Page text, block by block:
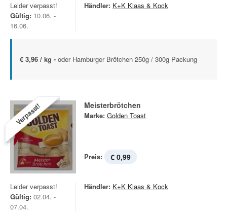
Leider verpasst!
Gültig: 10.06. -
16.06.
Händler: K+K Klaas & Kock
€ 3,96 / kg - oder Hamburger Brötchen 250g / 300g Packung
Verpasst! Meisterbrötchen
Marke: Golden Toast
Preis: € 0,99
Leider verpasst!
Gültig: 02.04. -
07.04.
Händler: K+K Klaas & Kock